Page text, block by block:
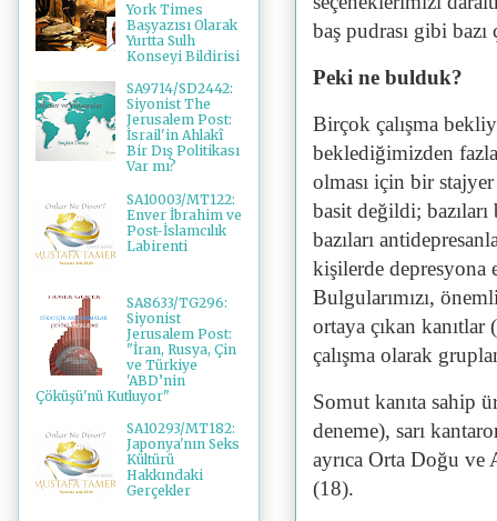
baş pudrası gibi
Peki ne bulduk?
Birçok çalışma
beklediğimizden
olması için bir
basit değildi;
bazıları
kişilerde depresyona
Bulgularımızı,
ortaya çıkan kanıtlar
çalışma olarak
Somut kanıta sahip
deneme), sarı
ayrıca Orta Doğu ve
(18).
York Times
Başyazısı Olarak
Yurtta Sulh
Konseyi Bildirisi
SA9714/SD2442:
Siyonist The
Jerusalem Post:
İsrail'in Ahlakî
Bir Dış Politikası
Var mı?
SA10003/MT122:
Enver İbrahim ve
Post-İslamcılık
Labirenti
SA8633/TG296:
Siyonist
Jerusalem Post:
"İran, Rusya, Çin
ve Türkiye
'ABD’nin
Çöküşü'nü Kutluyor"
SA10293/MT182:
Japonya'nın Seks
Kültürü
Hakkındaki
Gerçekler